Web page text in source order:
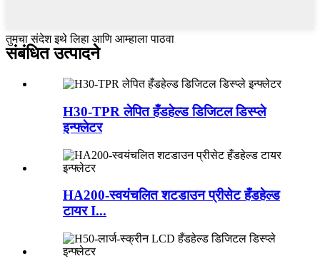
तुमचा संदेश इथे लिहा आणि आम्हाला पाठवा
संबंधित उत्पादने
H30-TPR लेपित हँडहेल्ड डिजिटल डिस्प्ले
इन्फ्लेटर
HA200-स्वयंचलित शटडाउन प्रीसेट हँडहेल्ड
टायर I...